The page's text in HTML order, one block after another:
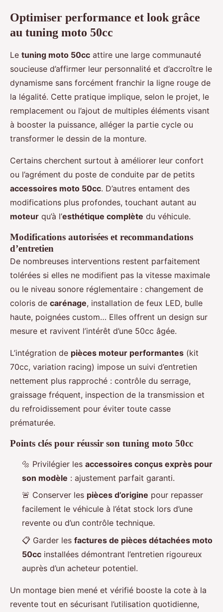
Optimiser performance et look grâce
au tuning moto 50cc
Le tuning moto 50cc attire une large communauté
soucieuse d’affirmer leur personnalité et d’accroître le
dynamisme sans forcément franchir la ligne rouge de
la légalité. Cette pratique implique, selon le projet, le
remplacement ou l’ajout de multiples éléments visant
à booster la puissance, alléger la partie cycle ou
transformer le dessin de la monture.
Certains cherchent surtout à améliorer leur confort
ou l’agrément du poste de conduite par de petits
accessoires moto 50cc. D’autres entament des
modifications plus profondes, touchant autant au
moteur qu’à l’esthétique complète du véhicule.
Modifications autorisées et recommandations
d’entretien
De nombreuses interventions restent parfaitement
tolérées si elles ne modifient pas la vitesse maximale
ou le niveau sonore réglementaire : changement de
coloris de carénage, installation de feux LED, bulle
haute, poignées custom… Elles offrent un design sur
mesure et ravivent l’intérêt d’une 50cc âgée.
L’intégration de pièces moteur performantes (kit
70cc, variation racing) impose un suivi d’entretien
nettement plus rapproché : contrôle du serrage,
graissage fréquent, inspection de la transmission et
du refroidissement pour éviter toute casse
prématurée.
Points clés pour réussir son tuning moto 50cc
🔩 Privilégier les accessoires conçus exprès pour
son modèle : ajustement parfait garanti.
🚨 Conserver les pièces d’origine pour repasser
facilement le véhicule à l’état stock lors d’une
revente ou d’un contrôle technique.
📋 Garder les factures de pièces détachées moto
50cc installées démontrant l’entretien rigoureux
auprès d’un acheteur potentiel.
Un montage bien mené et vérifié booste la cote à la
revente tout en sécurisant l’utilisation quotidienne,